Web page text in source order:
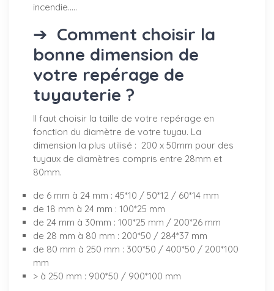
incendie.....
➔ Comment choisir la
bonne dimension de
votre repérage de
tuyauterie ?
Il faut choisir la taille de votre repérage en
fonction du diamètre de votre tuyau. La
dimension la plus utilisé : 200 x 50mm pour des
tuyaux de diamètres compris entre 28mm et
80mm.
de 6 mm à 24 mm : 45*10 / 50*12 / 60*14 mm
de 18 mm à 24 mm : 100*25 mm
de 24 mm à 30mm : 100*25 mm / 200*26 mm
de 28 mm à 80 mm : 200*50 / 284*37 mm
de 80 mm à 250 mm : 300*50 / 400*50 / 200*100
mm
> à 250 mm : 900*50 / 900*100 mm